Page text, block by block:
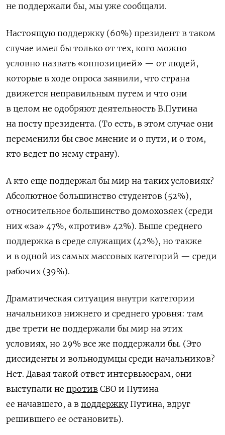
не поддержали бы, мы уже сообщали.
Настоящую поддержку (60%) президент в таком
случае имел бы только от тех, кого можно
условно назвать «оппозицией» — от людей,
которые в ходе опроса заявили, что страна
движется неправильным путем и что они
в целом не одобряют деятельность В.Путина
на посту президента. (То есть, в этом случае они
переменили бы свое мнение и о пути, и о том,
кто ведет по нему страну).
А кто еще поддержал бы мир на таких условиях?
Абсолютное большинство студентов (52%),
относительное большинство домохозяек (среди
них «за» 47%, «против» 42%). Выше среднего
поддержка в среде служащих (42%), но также
и в одной из самых массовых категорий — среди
рабочих (39%).
Драматическая ситуация внутри категории
начальников нижнего и среднего уровня: там
две трети не поддержали бы мир на этих
условиях, но 29% все же поддержали бы. (Это
диссиденты и вольнодумцы среди начальников?
Нет. Давая такой ответ интервьюерам, они
выступали не против СВО и Путина
ее начавшего, а в поддержку Путина, вдруг
решившего ее остановить).